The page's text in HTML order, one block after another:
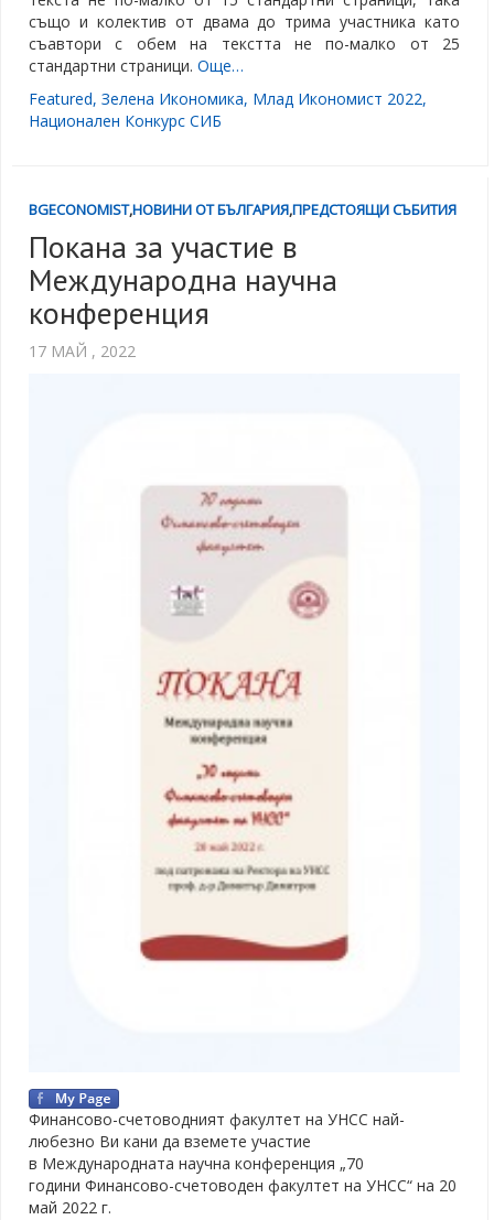
също и колектив от двама до трима участника като
съавтори с обем на текстта не по-малко от 25
стандартни страници. Още…
Featured, Зелена Икономика, Млад Икономист 2022,
Национален Конкурс СИБ
BGECONOMIST,НОВИНИ ОТ БЪЛГАРИЯ,ПРЕДСТОЯЩИ СЪБИТИЯ
Покана за участие в
Международна научна
конференция
17 МАЙ , 2022
Финансово-счетоводният факултет на УНСС най-
любезно Ви кани да вземете участие
в Международната научна конференция „70
години Финансово-счетоводен факултет на УНСС“ на 20
май 2022 г.